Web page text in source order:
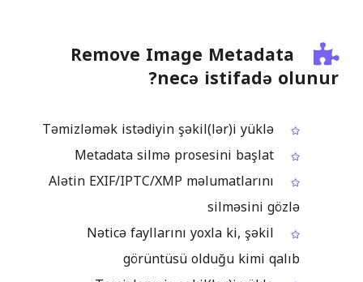
Remove Image Metadata
necə istifadə olunur?
Alətin EXIF/IPTC/XMP məlumatlarını
silməsini gözlə
Nəticə fayllarını yoxla ki, şəkil
görüntüsü olduğu kimi qalıb